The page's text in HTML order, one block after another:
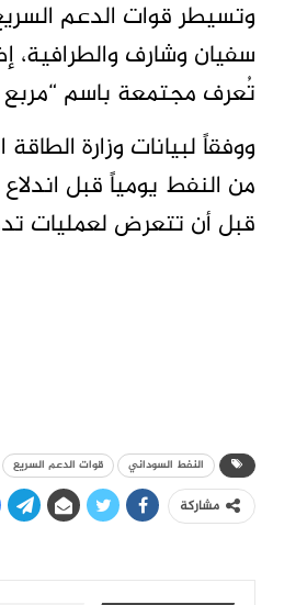
سفيان وشارف والطرافية،
تُعرف مجتمعة باسم “مربع 6”.
ووفقاً لبيانات وزارة
قبل أن تتعرض لعمليات
النفط السوداني قوات الدعم السريع
مشاركة